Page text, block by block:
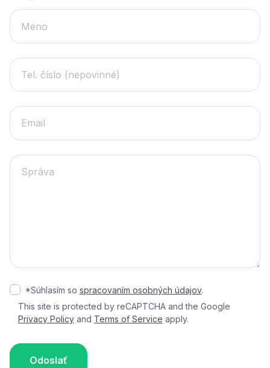
*Súhlasím so spracovaním osobných údajov.
This site is protected by reCAPTCHA and the Google
Privacy Policy and Terms of Service apply.
Odoslať